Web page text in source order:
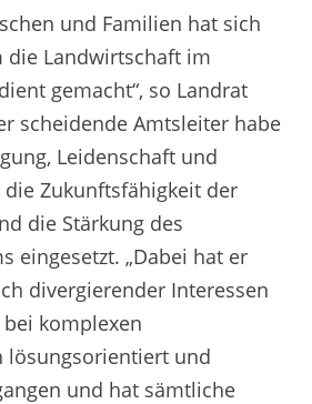
und Familien hat sich
die Landwirtschaft im
gemacht“, so Landrat
scheidende Amtsleiter habe
Leidenschaft und
die Zukunftsfähigkeit der
die Stärkung des
eingesetzt. „Dabei hat er
divergierender Interessen
komplexen
lösungsorientiert und
und hat sämtliche